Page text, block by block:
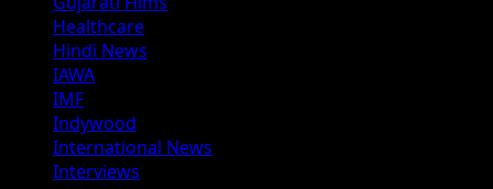
Healthcare
Hindi News
IAWA
IMF
Indywood
International News
Interviews